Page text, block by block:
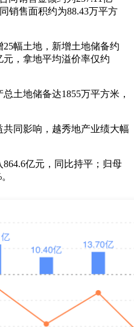
销售面积约为88.43万平方
幅土地，新增土地储备约
元，拿地平均溢价率仅约
土地储备达1855万平方米，
同影响，越秀地产业绩大幅
亿元，同比持平；归母